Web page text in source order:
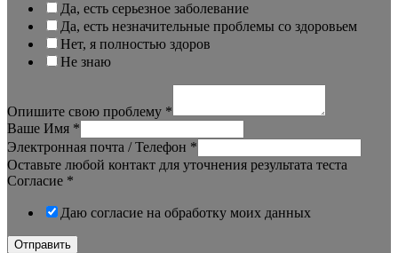
Да, есть серьезное заболевание
Да, есть незначительные проблемы со здоровьем
Нет, я полностью здоров
Не знаю
Опишите свою проблему *
Ваше Имя *
Электронная почта / Телефон *
Оставьте любой контакт для уточнения результата теста
Согласие *
Даю согласие на обработку моих данных
Отправить